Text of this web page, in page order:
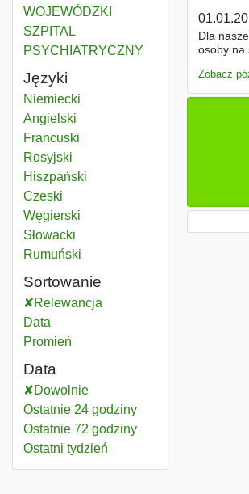
WOJEWÓDZKI
SZPITAL
PSYCHIATRYCZNY
Języki
Niemiecki
Angielski
Francuski
Rosyjski
Hiszpański
Czeski
Węgierski
Słowacki
Rumuński
Sortowanie
Relewancja
Data
Promień
Data
Dowolnie
Ostatnie 24 godziny
Ostatnie 72 godziny
Ostatni tydzień
Dla
osoby na
Zobacz